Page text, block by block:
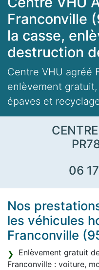
Franconville
la casse,
destruction
Centre VHU agréé
enlèvement
épaves et
06
Nos
les véhicules
Franconville
Enlèvement gratuit
Franconville : voiture,